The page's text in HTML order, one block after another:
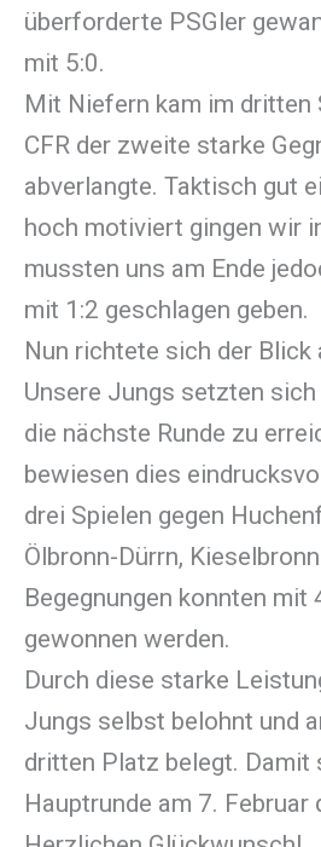
überforderte PSGler
mit 5:0.
Mit Niefern kam im dritten
CFR der zweite starke
abverlangte. Taktisch gut
hoch motiviert gingen wir
mussten uns am Ende
mit 1:2 geschlagen geben.
Nun richtete sich der Blick
Unsere Jungs setzten
die nächste Runde zu
bewiesen dies
drei Spielen gegen
Ölbronn-Dürrn,
Begegnungen konnten mit
gewonnen werden.
Durch diese starke
Jungs selbst belohnt und
dritten Platz belegt. Damit
Hauptrunde am 7.